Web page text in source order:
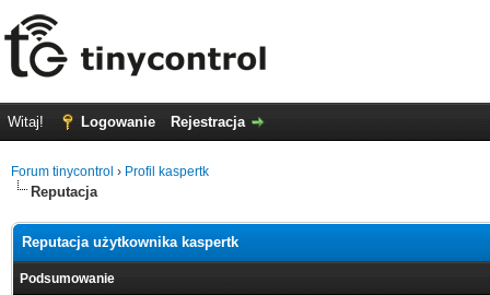
Witaj! Logowanie Rejestracja
Forum tinycontrol › Profil kaspertk
Reputacja
Reputacja użytkownika kaspertk
Podsumowanie